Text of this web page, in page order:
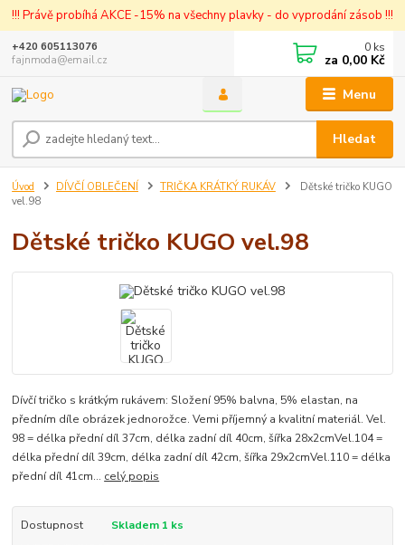
!!! Právě probíhá AKCE -15% na všechny plavky - do vyprodání zásob !!!
Menu
Hledat
+420 605113076
fajnmoda@email.cz
0 ks
za 0,00 Kč
Úvod DÍVČÍ OBLEČENÍ TRIČKA KRÁTKÝ RUKÁV
Dětské tričko KUGO
vel.98
Dětské tričko KUGO vel.98
Dívčí tričko s krátkým rukávem: Složení 95% balvna, 5% elastan, na
předním díle obrázek jednorožce. Vemi příjemný a kvalitní materiál. Vel.
98 = délka přední díl 37cm, délka zadní díl 40cm, šířka 28x2cmVel.104 =
délka přední díl 39cm, délka zadní díl 42cm, šířka 29x2cmVel.110 = délka
přední díl 41cm... celý popis
Dostupnost
Skladem 1 ks